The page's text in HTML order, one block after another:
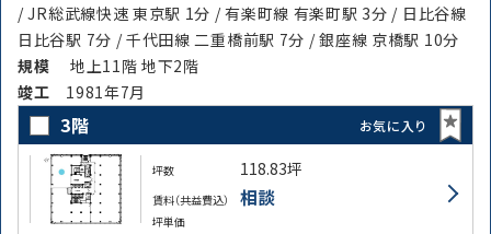
/ JR総武線快速 東京駅 1分 / 有楽町線 有楽町駅 3分 / 日比谷線
日比谷駅 7分 / 千代田線 二重橋前駅 7分 / 銀座線 京橋駅 10分
規模
地上11階 地下2階
竣⼯ 1981年7月
3階 お気に入り
坪数 118.83坪
賃料（共益費込） 相談
坪単価